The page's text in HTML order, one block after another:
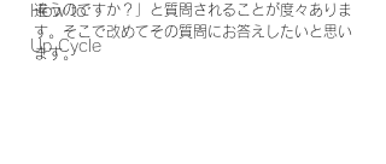
How to
Up Cycle
違うのですか？」と質問されることが度々ありま
す。そこで改めてその質問にお答えしたいと思い
ます。